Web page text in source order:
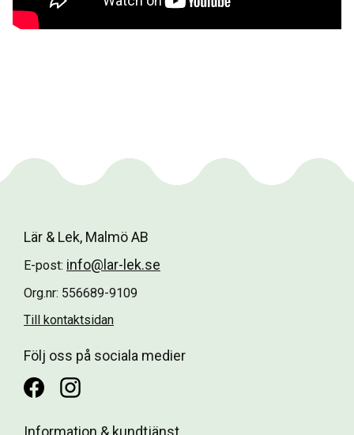
Lär & Lek, Malmö AB
E-post: info@lar-lek.se
Org.nr: 556689-9109
Till kontaktsidan
Följ oss på sociala medier